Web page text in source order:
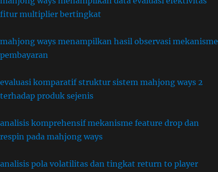
fitur multiplier bertingkat
mahjong ways menampilkan hasil observasi mekanisme
pembayaran
evaluasi komparatif struktur sistem mahjong ways 2
terhadap produk sejenis
analisis komprehensif mekanisme feature drop dan
respin pada mahjong ways
analisis pola volatilitas dan tingkat return to player